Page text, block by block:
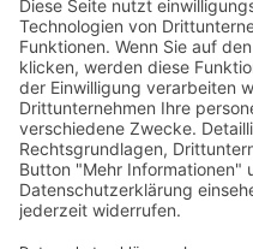
Warburger Straße 140
33100 Paderborn
T:0 52 51 / 160 99-0
E:info@adu-urban.de
LinkedIn Instagram Facebook